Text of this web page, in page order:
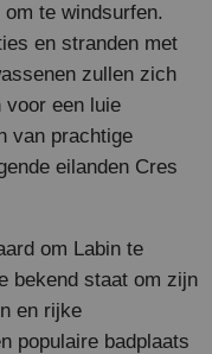
te windsurfen.
en stranden met
zullen zich
een luie
van prachtige
eilanden Cres
om Labin te
bekend staat om zijn
en rijke
populaire badplaats